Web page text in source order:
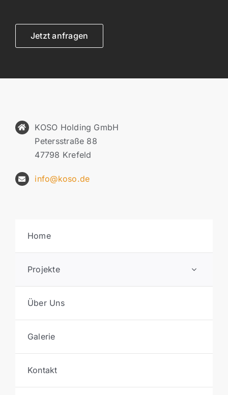
Jetzt anfragen
KOSO Holding GmbH
Petersstraße 88
47798 Krefeld
info@koso.de
Home
Projekte
Über Uns
Galerie
Kontakt